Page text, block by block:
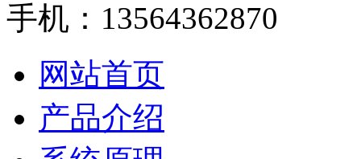
手机：13564362870
网站首页
产品介绍